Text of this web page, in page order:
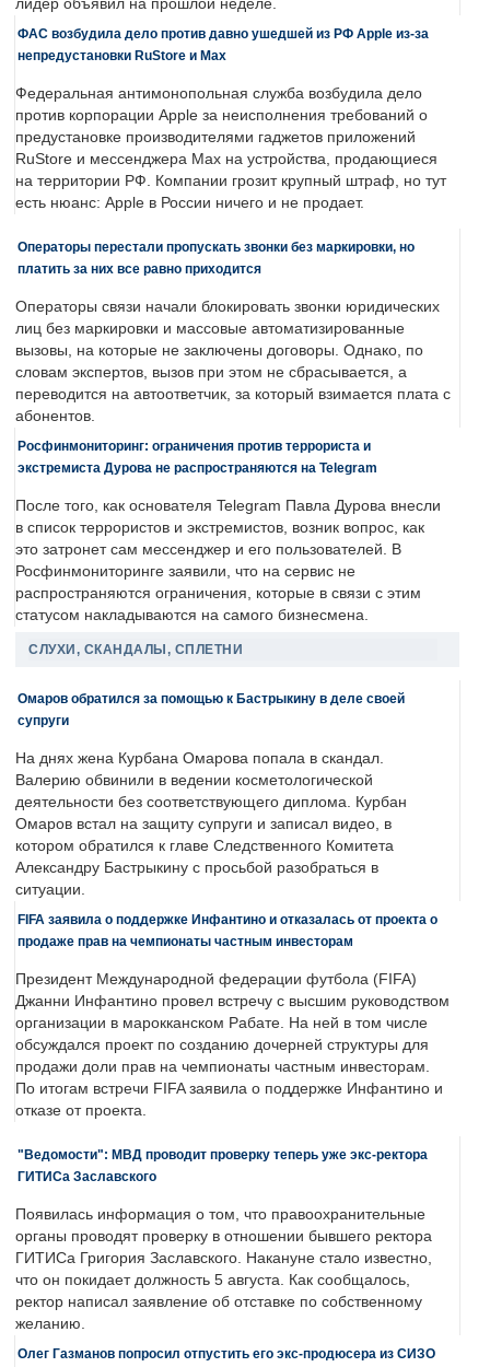
лидер объявил на прошлой неделе.
ФАС возбудила дело против давно ушедшей из РФ Apple из-за
непредустановки RuStore и Max
Федеральная антимонопольная служба возбудила дело
против корпорации Apple за неисполнения требований о
предустановке производителями гаджетов приложений
RuStore и мессенджера Max на устройства, продающиеся
на территории РФ. Компании грозит крупный штраф, но тут
есть нюанс: Apple в России ничего и не продает.
Операторы перестали пропускать звонки без маркировки, но
платить за них все равно приходится
Операторы связи начали блокировать звонки юридических
лиц без маркировки и массовые автоматизированные
вызовы, на которые не заключены договоры. Однако, по
словам экспертов, вызов при этом не сбрасывается, а
переводится на автоответчик, за который взимается плата с
абонентов.
Росфинмониторинг: ограничения против террориста и
экстремиста Дурова не распространяются на Telegram
После того, как основателя Telegram Павла Дурова внесли
в список террористов и экстремистов, возник вопрос, как
это затронет сам мессенджер и его пользователей. В
Росфинмониторинге заявили, что на сервис не
распространяются ограничения, которые в связи с этим
статусом накладываются на самого бизнесмена.
СЛУХИ, СКАНДАЛЫ, СПЛЕТНИ
Омаров обратился за помощью к Бастрыкину в деле своей
супруги
На днях жена Курбана Омарова попала в скандал.
Валерию обвинили в ведении косметологической
деятельности без соответствующего диплома. Курбан
Омаров встал на защиту супруги и записал видео, в
котором обратился к главе Следственного Комитета
Александру Бастрыкину с просьбой разобраться в
ситуации.
FIFA заявила о поддержке Инфантино и отказалась от проекта о
продаже прав на чемпионаты частным инвесторам
Президент Международной федерации футбола (FIFA)
Джанни Инфантино провел встречу с высшим руководством
организации в марокканском Рабате. На ней в том числе
обсуждался проект по созданию дочерней структуры для
продажи доли прав на чемпионаты частным инвесторам.
По итогам встречи FIFA заявила о поддержке Инфантино и
отказе от проекта.
"Ведомости": МВД проводит проверку теперь уже экс-ректора
ГИТИСа Заславского
Появилась информация о том, что правоохранительные
органы проводят проверку в отношении бывшего ректора
ГИТИСа Григория Заславского. Накануне стало известно,
что он покидает должность 5 августа. Как сообщалось,
ректор написал заявление об отставке по собственному
желанию.
Олег Газманов попросил отпустить его экс-продюсера из СИЗО